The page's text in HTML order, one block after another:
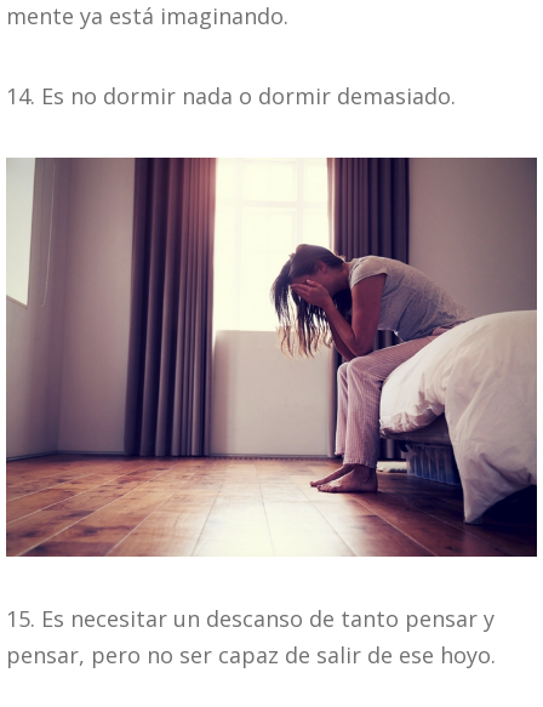
mente ya está imaginando.
14. Es no dormir nada o dormir demasiado.
15. Es necesitar un descanso de tanto pensar y
pensar, pero no ser capaz de salir de ese hoyo.